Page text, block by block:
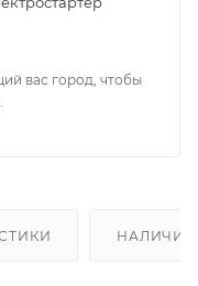
вас город, чтобы
НАЛИЧИЕ